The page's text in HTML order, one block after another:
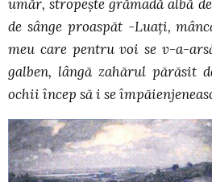
umăr, stropeşte grămadă albă
de sânge proaspăt -Luaţi,
meu care pentru voi se v-a-
galben, lângă zahărul părăsit
ochii încep să i se